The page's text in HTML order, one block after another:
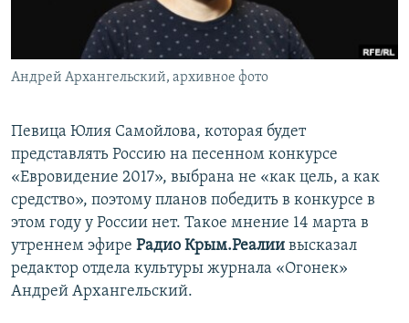
ПОБЕДИТЕЛЕЙ НЕ СУДЯТ?
КРЫМ.НЕПОКОРЕННЫЙ
ELIFBE
ПРИСОЕДИНЯЙТЕСЬ!
Все сайты RFE/RL
Андрей Архангельский, архивное фото
Певица Юлия Самойлова, которая будет
представлять Россию на песенном конкурсе
«Евровидение 2017», выбрана не «как цель, а как
средство», поэтому планов победить в конкурсе в
этом году у России нет. Такое мнение 14 марта в
утреннем эфире Радио Крым.Реалии высказал
редактор отдела культуры журнала «Огонек»
Андрей Архангельский.